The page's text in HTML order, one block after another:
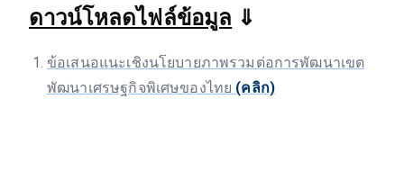
ดาวน์โหลดไฟล์ข้อมูล ⇓
ข้อเสนอแนะเชิงนโยบายภาพรวมต่อการพัฒนาเขต
พัฒนาเศรษฐกิจพิเศษของไทย (คลิก)